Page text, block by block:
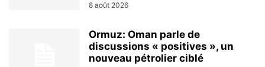
8 août 2026
Ormuz: Oman parle de
discussions « positives », un
nouveau pétrolier ciblé